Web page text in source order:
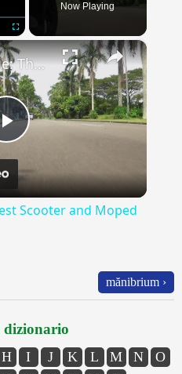
Now Playing
×
Play
Video
Riding in Style: The Latest Scooter and Moped Fashion Trends
Scooter and Moped
mănibrium ›
dizionario
H I J K L M N
O